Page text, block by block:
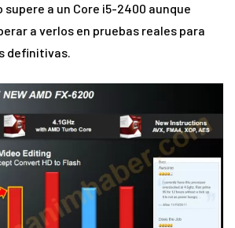
a un Core i5-2400 aunque
a verlos en pruebas reales para
definitivas.